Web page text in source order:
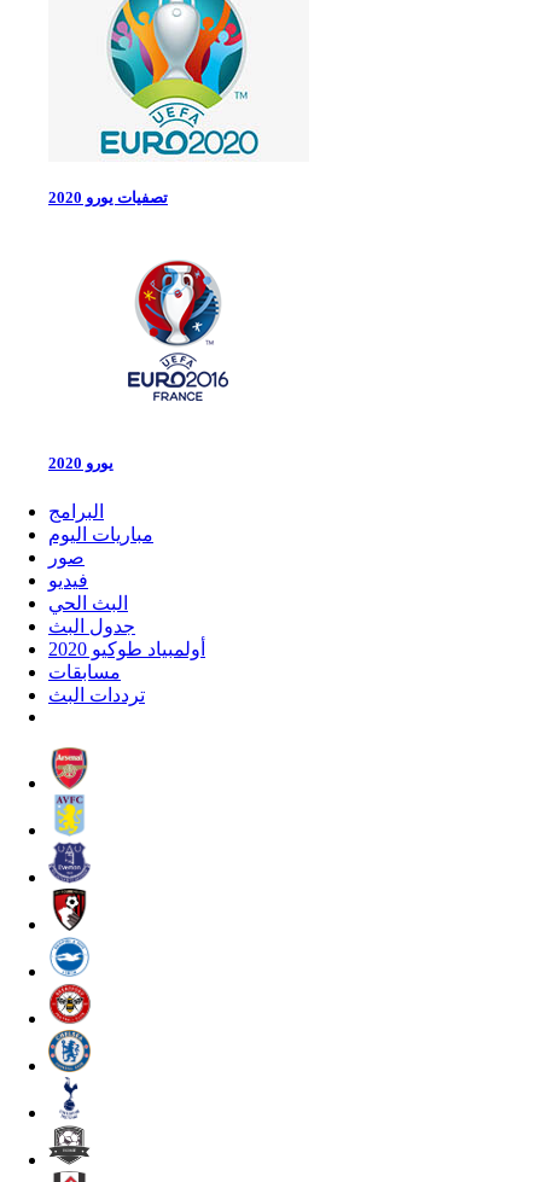
تصفيات يورو 2020
يورو 2020
البرامج
مباريات اليوم
صور
فيديو
البث الحي
جدول البث
أولمبياد طوكيو 2020
مسابقات
ترددات البث